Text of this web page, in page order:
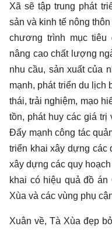
Xã sẽ tập trung phát
sản và kinh tế nông
chương trình mục tiêu
nâng cao chất lượng
nhu cầu, sản xuất của
mạnh, phát triển du lịch
thái, trải nghiệm, mạo
tồn, phát huy các giá trị
Đẩy mạnh công tác
triển khai xây dựng các
xây dựng các quy
khai có hiệu quả đồ án
Xùa và các vùng phụ
Xuân về, Tà Xùa đẹp